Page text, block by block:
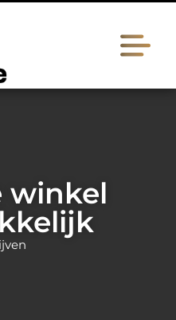
winkel